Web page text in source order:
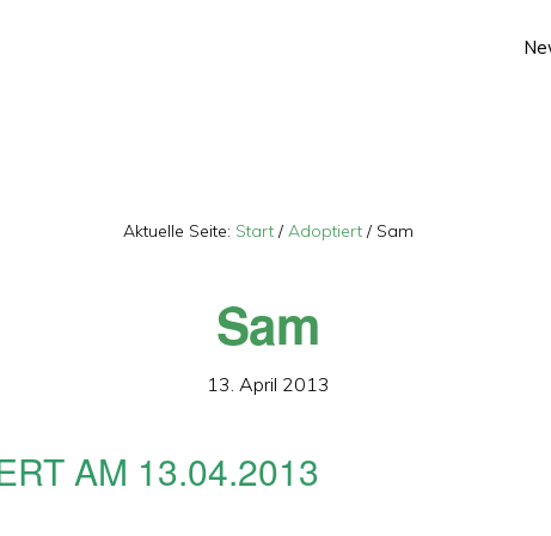
Aktuelle Seite: Start / Adoptiert /Sam
Sam
13. April 2013
AM 13.04.2013